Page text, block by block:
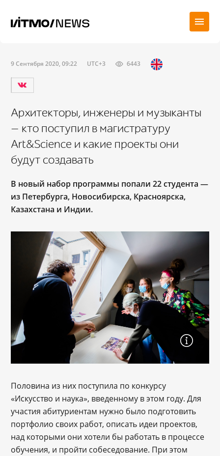
9 Сентября 2020, 09:22 UTC+3 6443
Архитекторы, инженеры и музыканты
— кто поступил в магистратуру
Art&Science и какие проекты они
будут создавать
В новый набор программы попали 22 студента —
из Петербурга, Новосибирска, Красноярска,
Казахстана и Индии.
Половина из них поступила по конкурсу
«Искусство и наука», введенному в этом году. Для
участия абитуриентам нужно было подготовить
портфолио своих работ, описать идеи проектов,
над которыми они хотели бы работать в процессе
обучения, и пройти собеседование. При этом